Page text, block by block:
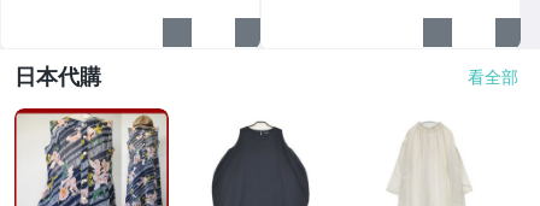
日本代購 看全部